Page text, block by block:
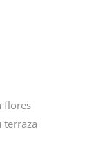
flores
terraza